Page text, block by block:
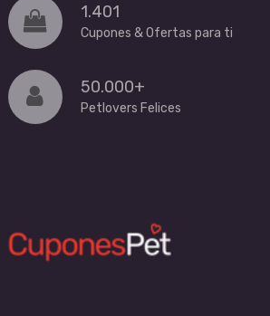
1.401
Cupones & Ofertas para ti
50.000+
Petlovers Felices